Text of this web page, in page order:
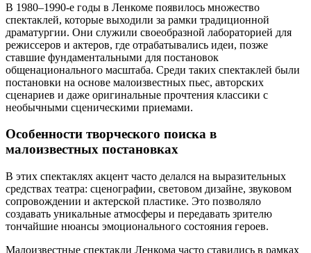
В 1980–1990-е годы в Ленкоме появилось множество
спектаклей, которые выходили за рамки традиционной
драматургии. Они служили своеобразной лабораторией для
режиссеров и актеров, где отрабатывались идеи, позже
ставшие фундаментальными для постановок
общенационального масштаба. Среди таких спектаклей были
постановки на основе малоизвестных пьес, авторских
сценариев и даже оригинальные прочтения классики с
необычными сценическими приемами.
Особенности творческого поиска в
малоизвестных постановках
В этих спектаклях акцент часто делался на выразительных
средствах театра: сценографии, световом дизайне, звуковом
сопровождении и актерской пластике. Это позволяло
создавать уникальные атмосферы и передавать зрителю
тончайшие нюансы эмоционального состояния героев.
Малоизвестные спектакли Ленкома часто ставились в рамках